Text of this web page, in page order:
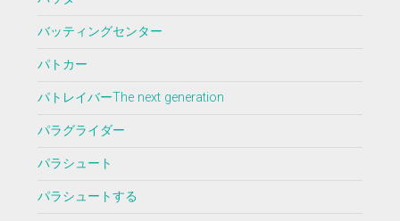
バッティングセンター
パトカー
パトレイバーThe next generation
パラグライダー
パラシュート
パラシュートする